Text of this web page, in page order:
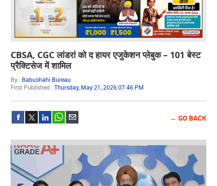
CBSA, CGC लांडरां को द हायर एजुकेशन प्लेबुक – 101 बेस्ट
प्रैक्टिसेज में शामिल
By : Babushahi Bureau
First Published :Thursday, May 21, 2026 07:46 PM
← GO BACK